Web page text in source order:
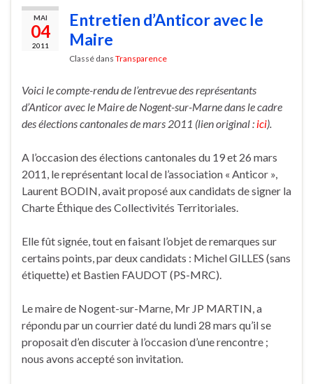
MAI
04
2011
Entretien d’Anticor avec le
Maire
Classé dans Transparence
Voici le compte-rendu de l’entrevue des représentants
d’Anticor avec le Maire de Nogent-sur-Marne dans le cadre
des élections cantonales de mars 2011 (lien original : ici).
A l’occasion des élections cantonales du 19 et 26 mars
2011, le représentant local de l’association « Anticor »,
Laurent BODIN, avait proposé aux candidats de signer la
Charte Éthique des Collectivités Territoriales.
Elle fût signée, tout en faisant l’objet de remarques sur
certains points, par deux candidats : Michel GILLES (sans
étiquette) et Bastien FAUDOT (PS-MRC).
Le maire de Nogent-sur-Marne, Mr JP MARTIN, a
répondu par un courrier daté du lundi 28 mars qu’il se
proposait d’en discuter à l’occasion d’une rencontre ;
nous avons accepté son invitation.